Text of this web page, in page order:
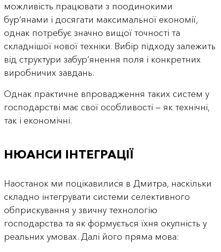
можливість працювати з поодинокими
бур’янами і досягати максимальної економії,
однак потребує значно вищої точності та
складнішої нової техніки. Вибір підходу залежить
від структури забур’янення поля і конкретних
виробничих завдань.
Однак практичне впровадження таких систем у
господарстві має свої особливості — як технічні,
так і економічні.
НЮАНСИ ІНТЕГРАЦІЇ
Наостанок ми поцікавилися в Дмитра, наскільки
складно інтегрувати системи селективного
обприскування у звичну технологію
господарства та як формується їхня окупність у
реальних умовах. Далі його пряма мова: